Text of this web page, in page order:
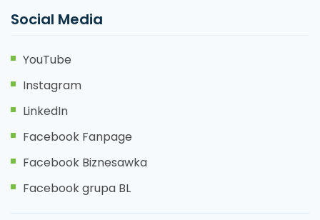
Social Media
YouTube
Instagram
LinkedIn
Facebook Fanpage
Facebook Biznesawka
Facebook grupa BL